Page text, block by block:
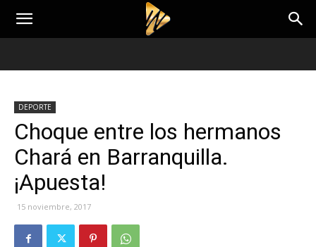
DEPORTE
Choque entre los hermanos
Chará en Barranquilla.
¡Apuesta!
15 noviembre, 2017